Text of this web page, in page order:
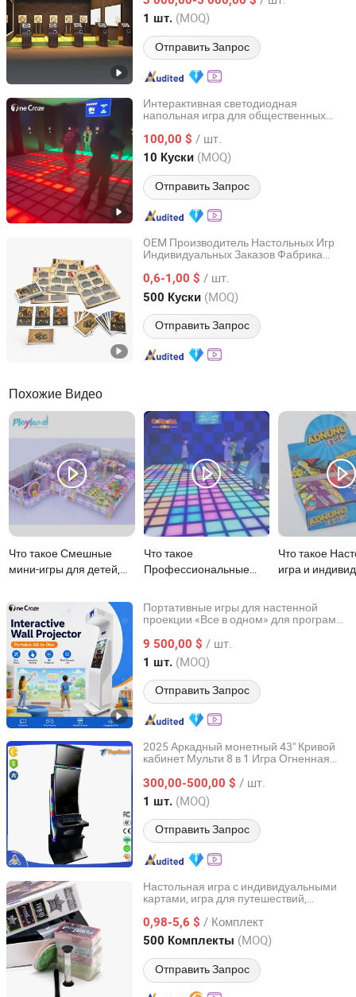
1 шт. (MOQ)
Отправить Запрос
Guangdong, China с 2025
Интерактивная светодиодная
напольная игра для общественных
100,00 $ / шт.
10 Куски (MOQ)
Отправить Запрос
Onecraze Media Limited
Guangdong, China с 2026
OEM Производитель Настольных Игр
Индивидуальных Заказов Фабрика
Упаковкой
0,6-1,00 $ / шт.
500 Куски (MOQ)
Отправить Запрос
Guangzhou Lingyin Electronic Co., Ltd.
Guangdong, China с 2026
Похожие Видео
Что такое Смешные
мини-игры для детей,
для малышей,
предметы для игр детей
в помещении
Что такое
Профессиональные
гимнастическая
тренировка для детей в
Что такое
игра и
для детей
Портативные игры для настенной
проекции «Все в одном» для программ
9 500,00 $ / шт.
1 шт. (MOQ)
Отправить Запрос
Onecraze Media Limited
Guangdong, China с 2026
2025 Аркадный монетный 43" Кривой
кабинет Мульти 8 в 1 Игра Огненная
300,00-500,00 $ / шт.
1 шт. (MOQ)
Отправить Запрос
Guangzhou Crazy Software Technology Co., Ltd.
Guangdong, China с 2022
Настольная игра с индивидуальными
картами, игра для путешествий,
пар, карточная игра с напитками
0,98-5,6 $ / Комплект
500 Комплекты (MOQ)
Отправить Запрос
Shenzhen Youmeike Industrial Co., Ltd.
Guangdong, China с 2020